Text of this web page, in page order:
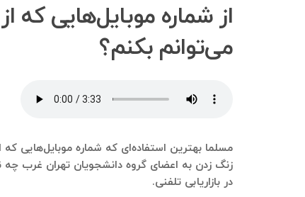
از شماره موبایل‌هایی که
می‌توانم بکنم؟
مسلما بهترین استفاده‌ای که شماره موبایل‌هایی که
زنگ زدن به اعضای گروه دانشجویان تهران غرب
در بازاریابی تلفنی.